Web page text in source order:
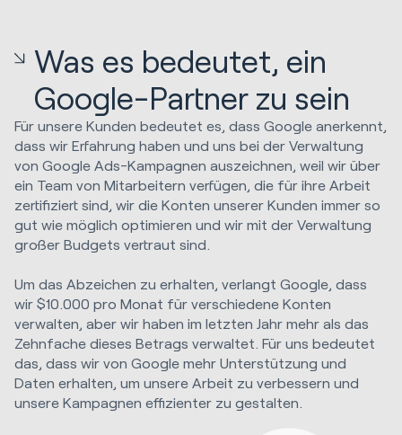
Was es bedeutet, ein
Google-Partner zu sein
Für unsere Kunden bedeutet es, dass Google anerkennt,
dass wir Erfahrung haben und uns bei der Verwaltung
von Google Ads-Kampagnen auszeichnen, weil wir über
ein Team von Mitarbeitern verfügen, die für ihre Arbeit
zertifiziert sind, wir die Konten unserer Kunden immer so
gut wie möglich optimieren und wir mit der Verwaltung
großer Budgets vertraut sind.
Um das Abzeichen zu erhalten, verlangt Google, dass
wir $10.000 pro Monat für verschiedene Konten
verwalten, aber wir haben im letzten Jahr mehr als das
Zehnfache dieses Betrags verwaltet. Für uns bedeutet
das, dass wir von Google mehr Unterstützung und
Daten erhalten, um unsere Arbeit zu verbessern und
unsere Kampagnen effizienter zu gestalten.